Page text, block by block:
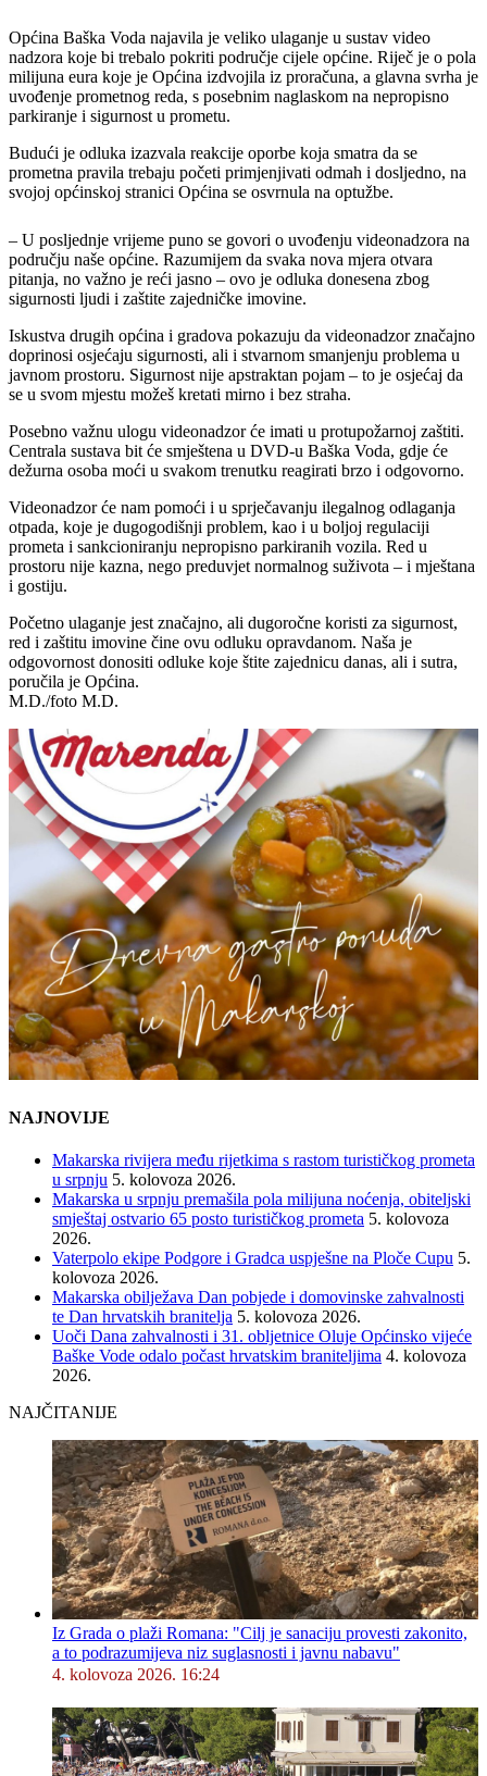
Općina Baška Voda najavila je veliko ulaganje u sustav video
nadzora koje bi trebalo pokriti područje cijele općine. Riječ je o pola
milijuna eura koje je Općina izdvojila iz proračuna, a glavna svrha je
uvođenje prometnog reda, s posebnim naglaskom na nepropisno
parkiranje i sigurnost u prometu.
Budući je odluka izazvala reakcije oporbe koja smatra da se
prometna pravila trebaju početi primjenjivati odmah i dosljedno, na
svojoj općinskoj stranici Općina se osvrnula na optužbe.
– U posljednje vrijeme puno se govori o uvođenju videonadzora na
području naše općine. Razumijem da svaka nova mjera otvara
pitanja, no važno je reći jasno – ovo je odluka donesena zbog
sigurnosti ljudi i zaštite zajedničke imovine.
Iskustva drugih općina i gradova pokazuju da videonadzor značajno
doprinosi osjećaju sigurnosti, ali i stvarnom smanjenju problema u
javnom prostoru. Sigurnost nije apstraktan pojam – to je osjećaj da
se u svom mjestu možeš kretati mirno i bez straha.
Posebno važnu ulogu videonadzor će imati u protupožarnoj zaštiti.
Centrala sustava bit će smještena u DVD-u Baška Voda, gdje će
dežurna osoba moći u svakom trenutku reagirati brzo i odgovorno.
Videonadzor će nam pomoći i u sprječavanju ilegalnog odlaganja
otpada, koje je dugogodišnji problem, kao i u boljoj regulaciji
prometa i sankcioniranju nepropisno parkiranih vozila. Red u
prostoru nije kazna, nego preduvjet normalnog suživota – i mještana
i gostiju.
Početno ulaganje jest značajno, ali dugoročne koristi za sigurnost,
red i zaštitu imovine čine ovu odluku opravdanom. Naša je
odgovornost donositi odluke koje štite zajednicu danas, ali i sutra,
poručila je Općina.
M.D./foto M.D.
NAJNOVIJE
Makarska rivijera među rijetkima s rastom turističkog prometa
u srpnju 5. kolovoza 2026.
Makarska u srpnju premašila pola milijuna noćenja, obiteljski
smještaj ostvario 65 posto turističkog prometa 5. kolovoza
2026.
Vaterpolo ekipe Podgore i Gradca uspješne na Ploče Cupu 5.
kolovoza 2026.
Makarska obilježava Dan pobjede i domovinske zahvalnosti
te Dan hrvatskih branitelja 5. kolovoza 2026.
Uoči Dana zahvalnosti i 31. obljetnice Oluje Općinsko vijeće
Baške Vode odalo počast hrvatskim braniteljima 4. kolovoza
2026.
NAJČITANIJE
Iz Grada o plaži Romana: "Cilj je sanaciju provesti zakonito,
a to podrazumijeva niz suglasnosti i javnu nabavu"
4. kolovoza 2026. 16:24